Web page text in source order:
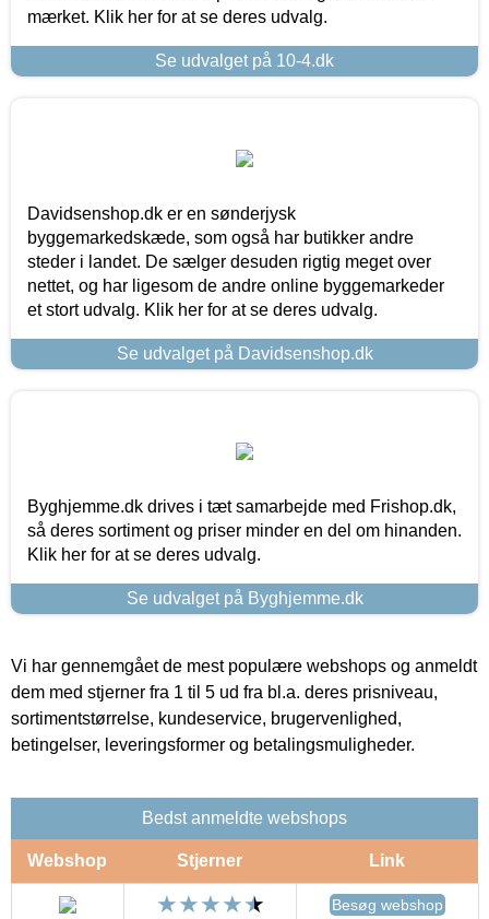
mærket. Klik her for at se deres udvalg.
Se udvalget på 10-4.dk
Davidsenshop.dk er en sønderjysk
byggemarkedskæde, som også har butikker andre
steder i landet. De sælger desuden rigtig meget over
nettet, og har ligesom de andre online byggemarkeder
et stort udvalg. Klik her for at se deres udvalg.
Se udvalget på Davidsenshop.dk
Byghjemme.dk drives i tæt samarbejde med Frishop.dk,
så deres sortiment og priser minder en del om hinanden.
Klik her for at se deres udvalg.
Se udvalget på Byghjemme.dk
Vi har gennemgået de mest populære webshops og anmeldt
dem med stjerner fra 1 til 5 ud fra bl.a. deres prisniveau,
sortimentstørrelse, kundeservice, brugervenlighed,
betingelser, leveringsformer og betalingsmuligheder.
Bedst anmeldte webshops
Webshop Stjerner Link
Besøg webshop